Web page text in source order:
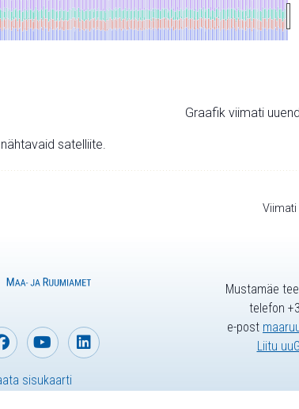
Graafik viimati
satelliite.
Viimati
sisukaarti
Mustamäe
telefon
e-post
Liitu